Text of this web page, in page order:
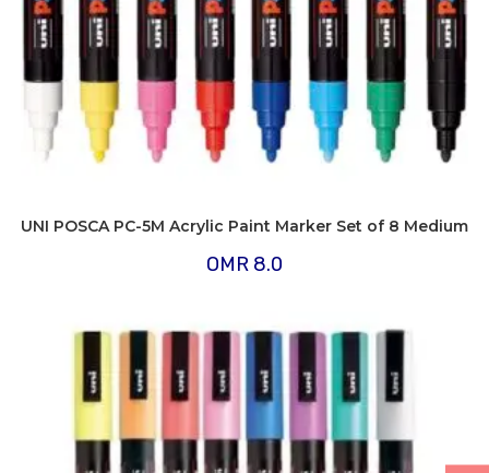
UNI POSCA PC-5M Acrylic Paint Marker Set of 8 Medium
OMR 8.0